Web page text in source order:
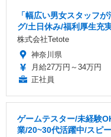
「幅広い男女スタッフ
グ/土日休み/福利厚生充
株式会社Tetote
神奈川県
月給27万円～34万円
正社員
ゲームテスター/未経験
業/20~30代活躍中/スピ